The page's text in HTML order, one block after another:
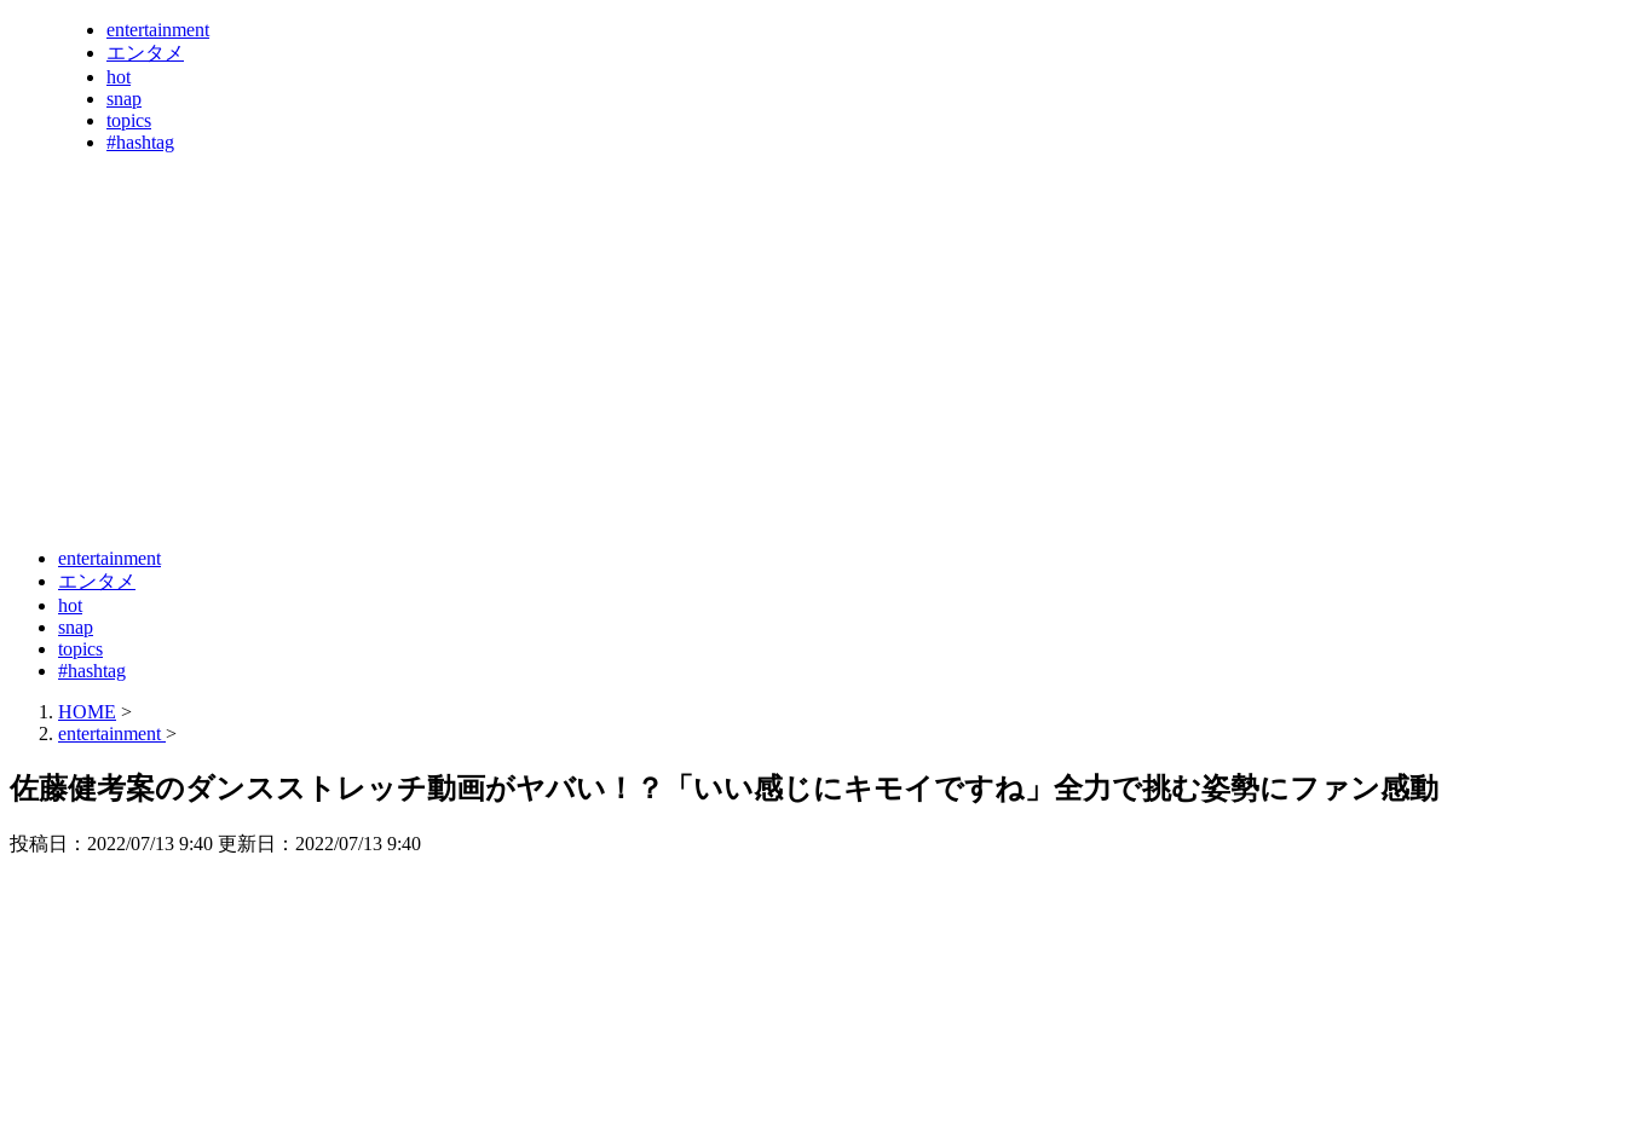
entertainment
エンタメ
hot
snap
topics
#hashtag
entertainment
エンタメ
hot
snap
topics
#hashtag
HOME >
entertainment >
佐藤健考案のダンスストレッチ動画がヤバい！？「いい感じにキモイですね」全力で挑む姿勢にファン感動
投稿日：2022/07/13 9:40 更新日： 2022/07/13 9:40